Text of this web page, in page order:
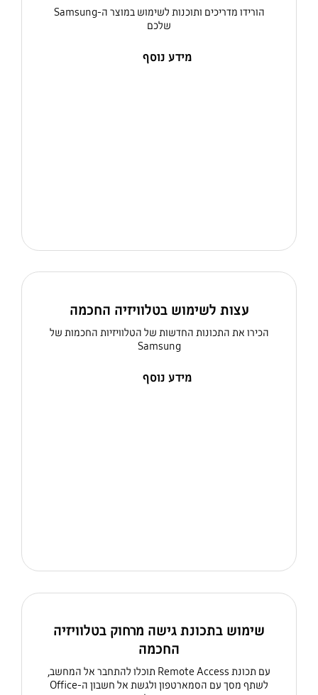
הורידו מדריכים ותוכנות לשימוש במוצר ה-Samsung
שלכם
מידע נוסף
עצות לשימוש בטלוויזיה החכמה
הכירו את התכונות החדשות של הטלוויזיות החכמות של
Samsung
מידע נוסף
שימוש בתכונת גישה מרחוק בטלוויזיה
החכמה
עם תכונת Remote Access תוכלו להתחבר אל המחשב,
לשתף מסך עם הסמארטפון ולגשת אל חשבון ה-Office